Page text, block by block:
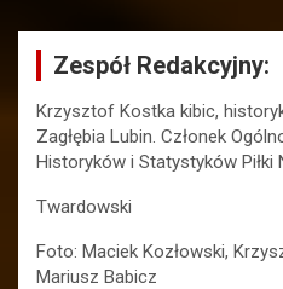
Zespół Redakcyjny:
Krzysztof Kostka kibic,
Zagłębia Lubin. Członek
Historyków i Statystyków Piłki
Twardowski
Foto: Maciek Kozłowski,
Mariusz Babicz